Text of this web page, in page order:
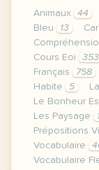
Animaux 44
Bleu
13
Cours Eoi
353
Français
758
Habite
5
Le Bonheur
Les Paysage
Prépositions
Vocabulaire
Vocabulaire